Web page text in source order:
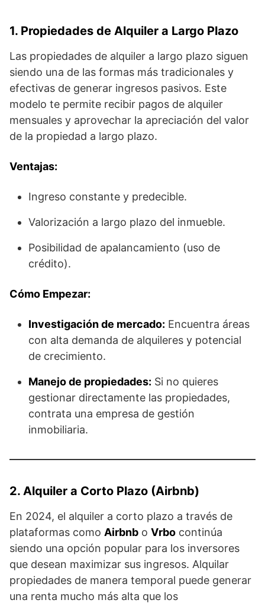
1. Propiedades de Alquiler a Largo Plazo
Las propiedades de alquiler a largo plazo siguen
siendo una de las formas más tradicionales y
efectivas de generar ingresos pasivos. Este
modelo te permite recibir pagos de alquiler
mensuales y aprovechar la apreciación del valor
de la propiedad a largo plazo.
Ventajas:
Ingreso constante y predecible.
Valorización a largo plazo del inmueble.
Posibilidad de apalancamiento (uso de
crédito).
Cómo Empezar:
Investigación de mercado: Encuentra áreas
con alta demanda de alquileres y potencial
de crecimiento.
Manejo de propiedades: Si no quieres
gestionar directamente las propiedades,
contrata una empresa de gestión
inmobiliaria.
2. Alquiler a Corto Plazo (Airbnb)
En 2024, el alquiler a corto plazo a través de
plataformas como Airbnb o Vrbo continúa
siendo una opción popular para los inversores
que desean maximizar sus ingresos. Alquilar
propiedades de manera temporal puede generar
una renta mucho más alta que los